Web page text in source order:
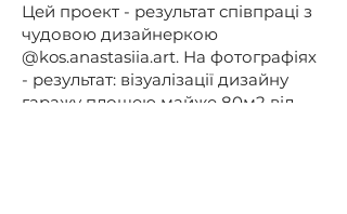
Цей проект - результат співпраці з
чудовою дизайнеркою
@kos.anastasiia.art. На фотографіях
- результат: візуалізації дизайну
гаражу площею майже 80м2 від